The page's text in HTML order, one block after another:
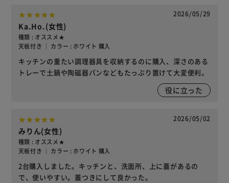
2026/05/29
Ka.Ho.(女性)
種類 : オススメ★
天板付き ｜ カラー : ホワイト 購入
キッチンの重たい調理器具を収納するのに購入、深さのある
トレーで土鍋や陶磁器パンなどもたっぷり置けて大変便利。
役に立った
2026/05/02
みりん(女性)
種類 : オススメ★
天板付き ｜ カラー : ホワイト 購入
2台購入しました。キッチンと、洗面所、上に蓋があるの
で、使いやすい。蓋つきにして良かった。